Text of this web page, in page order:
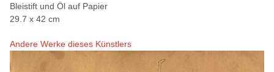
Bleistift und Öl auf Papier
29.7 x 42 cm
Andere Werke dieses Künstlers